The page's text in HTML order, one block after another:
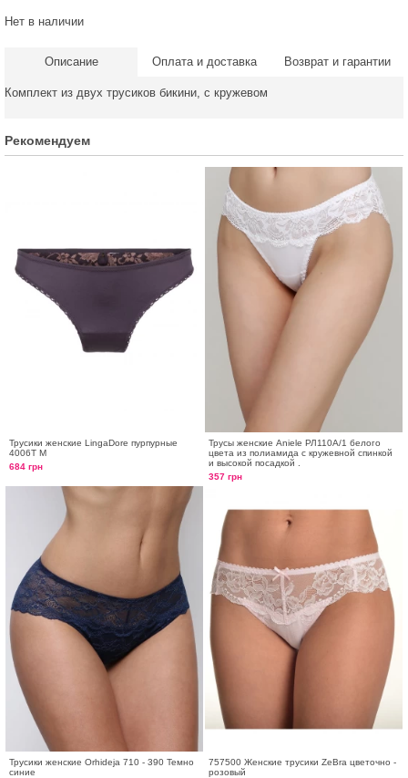
Нет в наличии
Описание Оплата и доставка Возврат и гарантии
Комплект из двух трусиков бикини, с кружевом
Рекомендуем
Трусики женские LingaDore пурпурные
4006T M
684 грн
Трусы женские Aniele РЛ110A/1 белого
цвета из полиамида с кружевной спинкой
и высокой посадкой .
357 грн
Трусики женские Orhideja 710 - 390 Темно
синие
757500 Женские трусики ZeBra цветочно -
розовый